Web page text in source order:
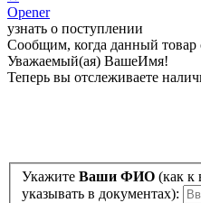
Opener
узнать о поступлении
Сообщим, когда данный товар
Уважаемый(ая) ВашеИмя!
Теперь вы отслеживаете
Укажите Ваши ФИО
указывать в документах):